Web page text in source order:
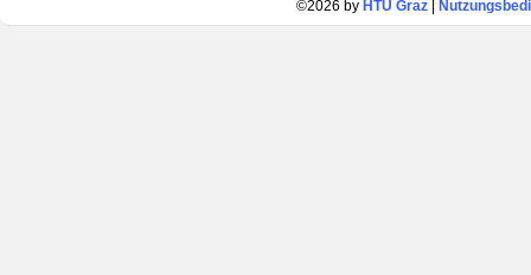
©2026 by HTU Graz|